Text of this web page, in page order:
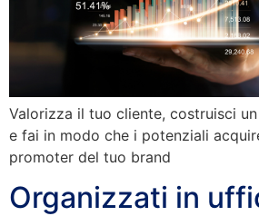
Valorizza il tuo cliente, costruisci
e fai in modo che i potenziali
promoter del tuo brand
Organizzati in